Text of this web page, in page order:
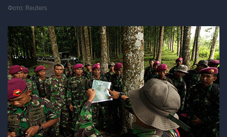
Фото: Reuters